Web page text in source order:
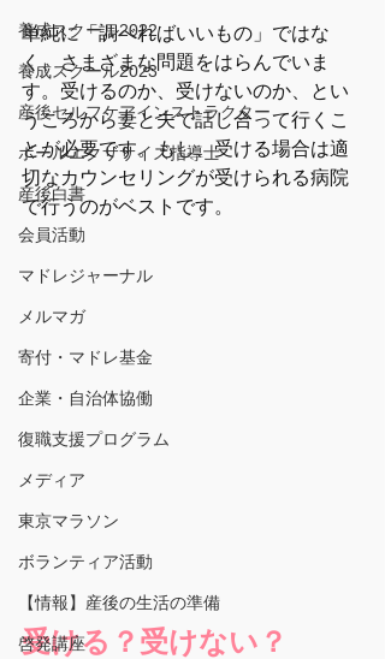
養成スクール2022
養成スクール2023
産後セルフケアインストラクター
ボールエクササイズ指導士
産後白書
会員活動
マドレジャーナル
メルマガ
寄付・マドレ基金
企業・自治体協働
復職支援プログラム
メディア
東京マラソン
ボランティア活動
【情報】産後の生活の準備
啓発講座
単純に「調べればいいもの」ではな
く、さまざまな問題をはらんでいま
す。受けるのか、受けないのか、とい
うころから妻と夫で話し合って行くこ
とが必要です。もし、受ける場合は適
切なカウンセリングが受けられる病院
で行うのがベストです。
受ける？受けない？